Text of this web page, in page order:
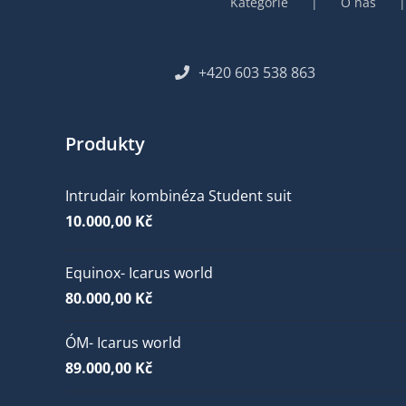
+420 603 538 863
Produkty
Intrudair kombinéza Student suit
10.000,00 Kč
Equinox- Icarus world
80.000,00 Kč
ÓM- Icarus world
89.000,00 Kč